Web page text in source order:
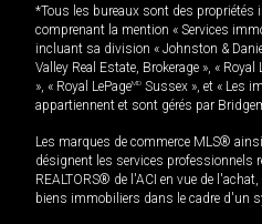
*Tous les bureaux sont des propriétés
comprenant la mention « Services
incluant sa division « Johnston &
Valley Real Estate, Brokerage », « Royal
», « Royal LePageMD Sussex », et « Les
appartiennent et sont gérés par
Les marques de commerce MLS®
désignent les services professionnels
REALTORS® de l'ACI en vue de
biens immobiliers dans le cadre d'un